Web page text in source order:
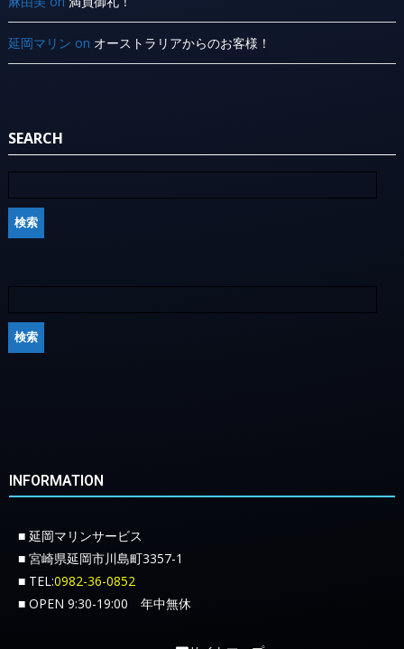
延岡マリン on オーストラリアからのお客様！
SEARCH
INFORMATION
■ 延岡マリンサービス
■ 宮崎県延岡市川島町3357-1
■ TEL:0982-36-0852
■ OPEN 9:30-19:00 年中無休